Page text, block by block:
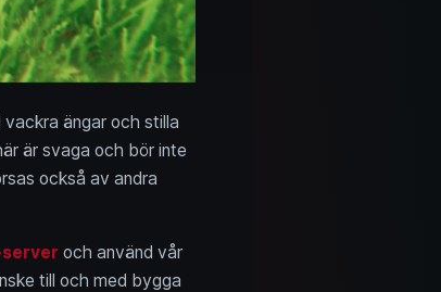
ängar och stilla
är svaga och bör inte
också av andra
och använd vår
till och med bygga